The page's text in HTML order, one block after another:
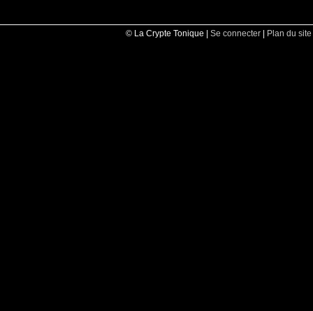
© La Crypte Tonique | Se connecter | Plan du site